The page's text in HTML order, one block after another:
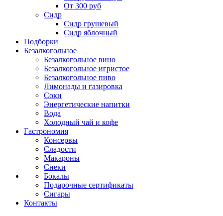
От 300 руб
Сидр
Сидр грушевый
Сидр яблочный
Подборки
Безалкогольное
Безалкогольное вино
Безалкогольное игристое
Безалкогольное пиво
Лимонады и газировка
Соки
Энергетические напитки
Вода
Холодный чай и кофе
Гастрономия
Консервы
Сладости
Макароны
Снеки
Бокалы
Подарочные сертификаты
Сигары
Контакты